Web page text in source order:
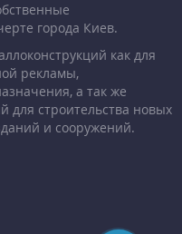
города Киев.
как для
рекламы,
а так же
для строительства новых
и сооружений.